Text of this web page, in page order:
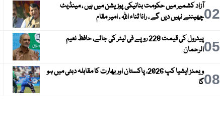
02آزاد کشمیر میں حکومت بنانیکی پوزیشن میں ہیں ، مینڈیٹ
چھیننے نہیں دیں گے ، رانا ثناء اللہ ، امیر مقام
05
پیٹرول کی قیمت 228 روپے فی لیٹر کی جائے، حافظ نعیم
الرحمان
08
ویمنز ایشیا کپ 2026، پاکستان اور بھارت کا مقابلہ دبئی میں ہو
گا